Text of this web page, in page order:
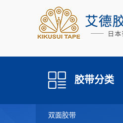
胶带分类
双面胶带